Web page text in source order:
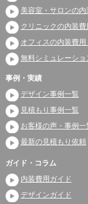
美容室・サロンの内
クリニックの内装費
オフィスの内装費用
無料シミュレーショ
事例・実績
デザイン事例一覧
見積もり事例一覧
お客様の声・事例一
最新の見積もり依頼
ガイド・コラム
内装費用ガイド
デザインガイド